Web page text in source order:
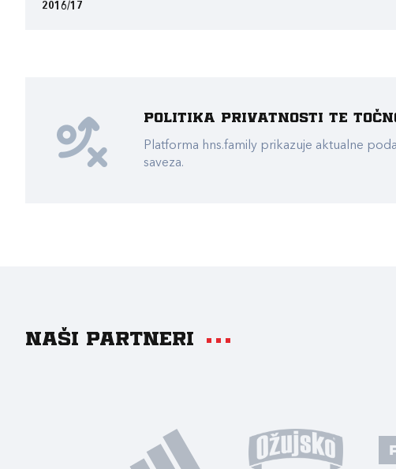
2016/17
Politika privatnosti te
Platforma hns.family prikazuje aktualne
saveza.
Naši partneri